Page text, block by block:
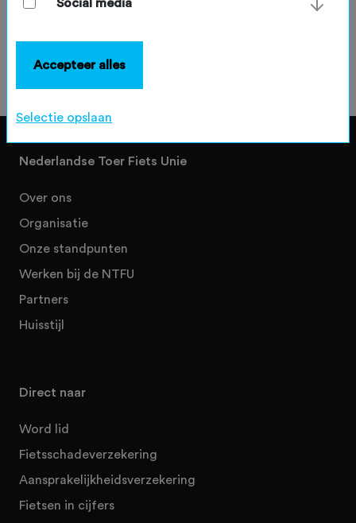
Nederlandse Toer Fiets Unie
Over ons
Organisatie
Onze standpunten
Werken bij de NTFU
Partners
Huisstijl
Direct naar
Word lid
Fietsschadeverzekering
Aansprakelijkheidsverzekering
Fietsen in cijfers
Social media
Accepteer alles
Selectie opslaan